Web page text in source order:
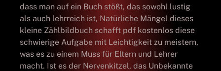
dass man auf ein Buch stößt, das sowohl lustig
als auch lehrreich ist, Natürliche Mängel dieses
kleine Zählbildbuch schafft pdf kostenlos diese
schwierige Aufgabe mit Leichtigkeit zu meistern,
was es zu einem Muss für Eltern und Lehrer
macht. Ist es der Nervenkitzel, das Unbekannte